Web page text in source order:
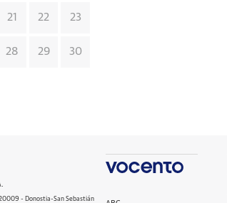
21 22 23
28 29 30
- Donostia-San Sebastián